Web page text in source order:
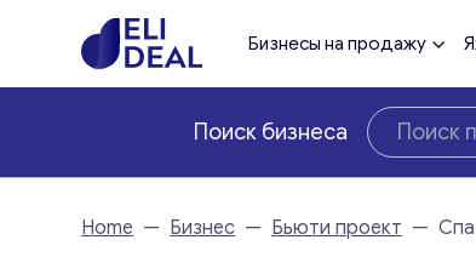
Бизнесы на продажу
Поиск бизнеса
Home — Бизнес — Бьюти проект —